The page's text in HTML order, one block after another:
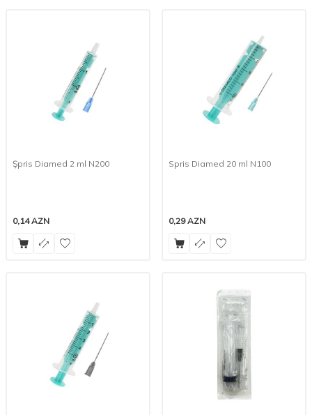
Şpris Diamed 2 ml N200
0,14AZN
Spris Diamed 20 ml N100
0,29AZN